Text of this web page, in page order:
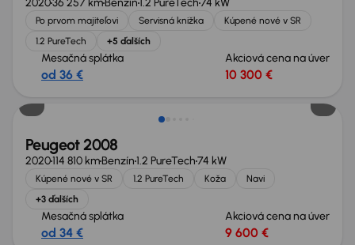
202036 257 kmBenzín1.2 PureTech74 kW
Po prvom majiteľovi Servisná knižka
Kúpené nové v SR
1.2 PureTech
+5 ďalších
Mesačná splátka
od 36 €
Akciová cena na úver
10 300 €
Peugeot 2008
2020114 810 kmBenzín1.2 PureTech74 kW
Kúpené nové v SR 1.2 PureTech Koža
Navi
+3 ďalších
Mesačná splátka
od 34 €
Akciová cena na úver
9 600 €